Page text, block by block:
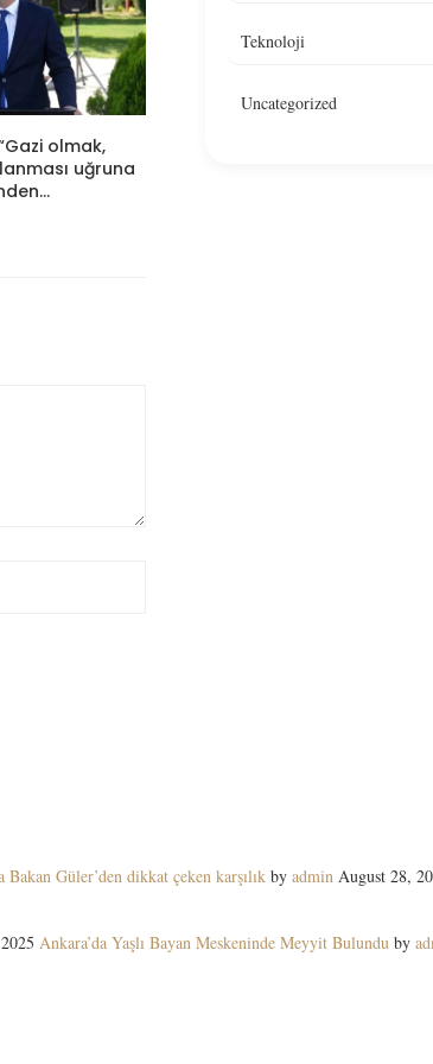
olmak,
uğruna
Teknoloji
Uncategorized
Bakan Güler’den dikkat çeken karşılık by admin August 28,
Ankara’da Yaşlı Bayan Meskeninde Meyyit Bulundu by